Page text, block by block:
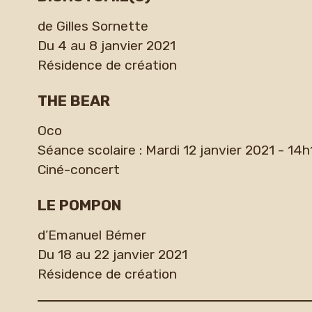
de Gilles Sornette
Du 4 au 8 janvier 2021
Résidence de création
THE BEAR
Oco
Séance scolaire : Mardi 12 janvier 2021 -
Ciné-concert
LE POMPON
d’Emanuel Bémer
Du 18 au 22 janvier 2021
Résidence de création